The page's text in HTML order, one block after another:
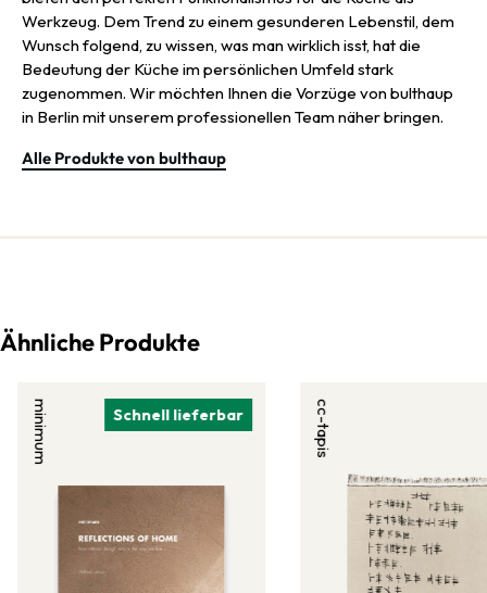
Werkzeug. Dem Trend zu einem gesunderen Lebenstil, dem
Wunsch folgend, zu wissen, was man wirklich isst, hat die
Bedeutung der Küche im persönlichen Umfeld stark
zugenommen. Wir möchten Ihnen die Vorzüge von bulthaup
in Berlin mit unserem professionellen Team näher bringen.
Alle Produkte von bulthaup
Ähnliche Produkte
Schnell lieferbar
minimum cc-tapis